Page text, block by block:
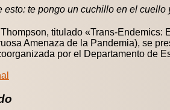
esto: te pongo un cuchillo en el
titulado «Trans-
Amenaza de la Pandemia), se
por el Departamento de